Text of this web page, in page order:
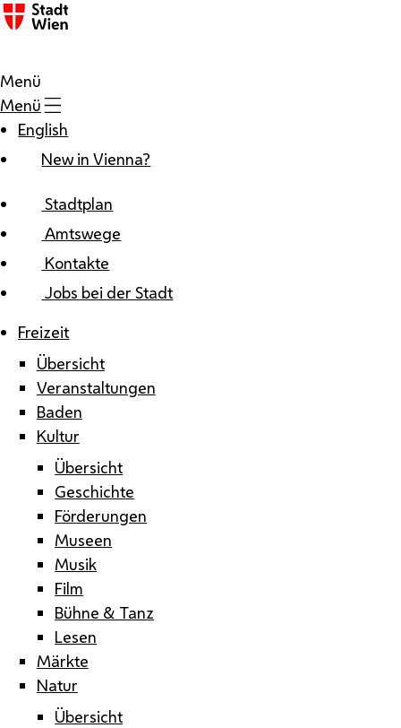
Zum Inhalt
Menü
Menü
English
New in Vienna?
Stadtplan
Amtswege
Kontakte
Jobs bei der Stadt
Freizeit
Übersicht
Veranstaltungen
Baden
Kultur
Übersicht
Geschichte
Förderungen
Museen
Musik
Film
Bühne & Tanz
Lesen
Märkte
Natur
Übersicht